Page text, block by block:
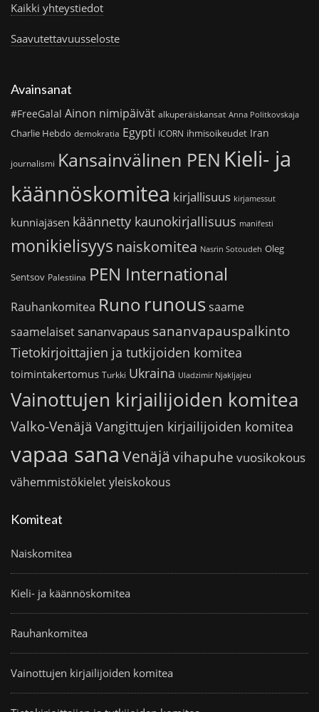
Kaikki yhteystiedot
Saavutettavuusseloste
Avainsanat
#FreeGalal Ainon nimipäivät alkuperäiskansat Anna Politkovskaja
Charlie Hebdo demokratia Egypti ICORN ihmisoikeudet Iran
journalismi Kansainvälinen PEN Kieli- ja
käännöskomitea kirjallisuus kirjamessut
kunniajäsen käännetty kaunokirjallisuus manifesti
monikielisyys naiskomitea Nasrin Sotoudeh Oleg
Sentsov Palestiina PEN International
Rauhankomitea Runo runoussaame
saamelaiset sananvapaus sananvapauspalkinto
Tietokirjoittajien ja tutkijoiden komitea
toimintakertomus Turkki Ukraina Uladzimir Njakljajeu
Vainottujen kirjailijoiden komitea
Valko-Venäjä Vangittujen kirjailijoiden komitea
vapaa sana Venäjä vihapuhe vuosikokous
vähemmistökieletyleiskokous
Komiteat
Naiskomitea
Kieli- ja käännöskomitea
Rauhankomitea
Vainottujen kirjailijoiden komitea